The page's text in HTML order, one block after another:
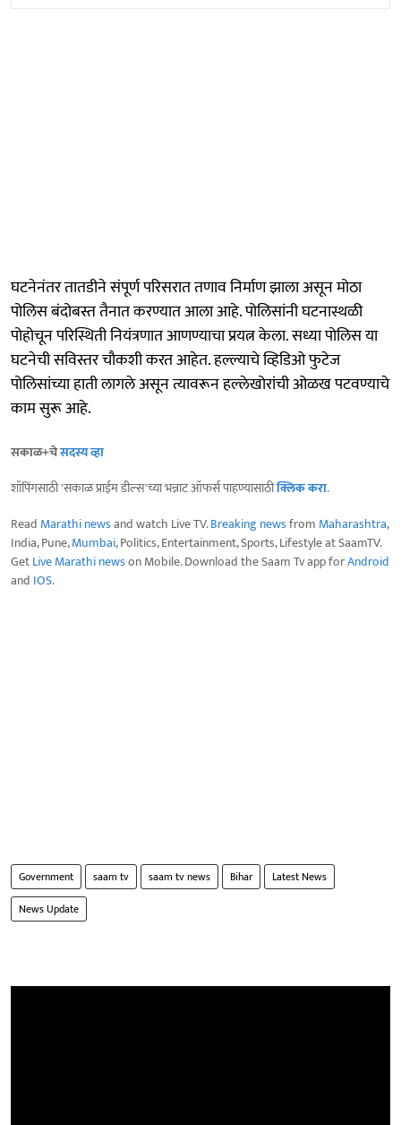
घटनेनंतर तातडीने संपूर्ण परिसरात तणाव निर्माण झाला असून मोठा
पोलिस बंदोबस्त तैनात करण्यात आला आहे. पोलिसांनी घटनास्थळी
पोहोचून परिस्थिती नियंत्रणात आणण्याचा प्रयत्न केला. सध्या पोलिस या
घटनेची सविस्तर चौकशी करत आहेत. हल्ल्याचे व्हिडिओ फुटेज
पोलिसांच्या हाती लागले असून त्यावरून हल्लेखोरांची ओळख पटवण्याचे
काम सुरू आहे.
सकाळ+चेसदस्य व्हा
शॉपिंगसाठी 'सकाळ प्राईम डील्स'च्या भन्नाट ऑफर्स पाहण्यासाठीक्लिक करा.
Read Marathi newsand watch Live TV.Breaking newsfrom Maharashtra,
India, Pune,Mumbai, Politics, Entertainment, Sports, Lifestyle at SaamTV.
GetLive Marathi newson Mobile. Download the Saam Tv app forAndroid
and IOS.
Government saam tv saam tv news Bihar
Latest News
News Update